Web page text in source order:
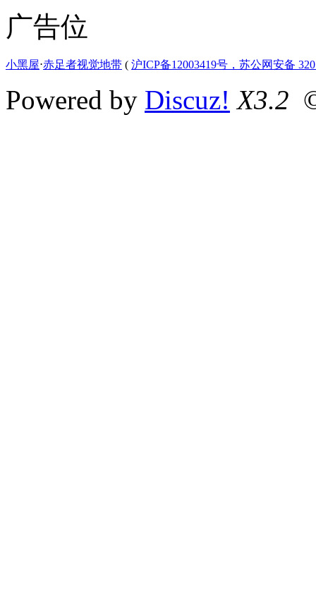
广告位
小黑屋⋅赤足者视觉地带 ( 沪ICP备12003419号，苏公网安备
Powered by Discuz! X3.2